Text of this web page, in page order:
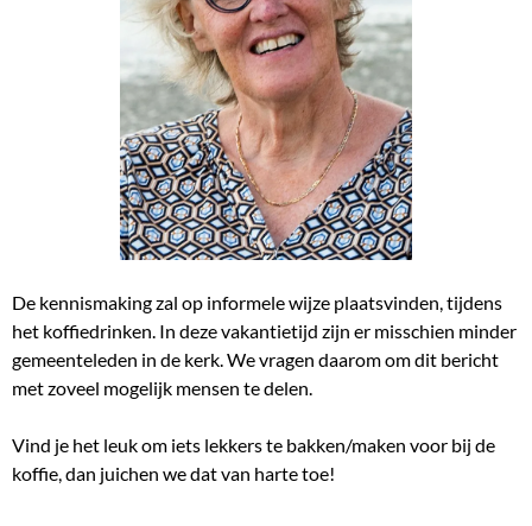
De kennismaking zal op informele wijze plaatsvinden, tijdens
het koffiedrinken. In deze vakantietijd zijn er misschien minder
gemeenteleden in de kerk. We vragen daarom om dit bericht
met zoveel mogelijk mensen te delen.
Vind je het leuk om iets lekkers te bakken/maken voor bij de
koffie, dan juichen we dat van harte toe!